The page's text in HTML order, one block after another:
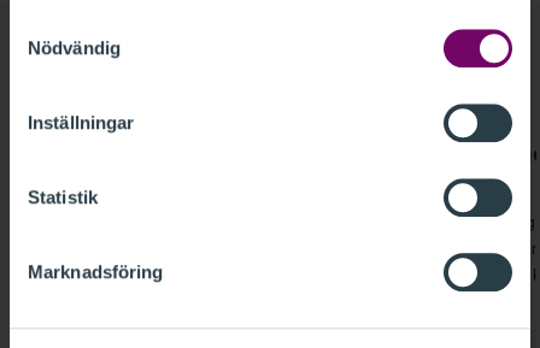
Nödvändig
Inställningar
Statistik
Marknadsföring
FAR-bloggen förklarar
I FAR-bloggen skriver FAR:s experter om
aktuella beslut som påverkar dig som
Följ branschens
Följ
med FAR
FAR publicerar
branschen,
som påverkar dina